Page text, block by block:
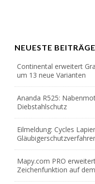
NEUESTE BEITRÄGE
Continental erweitert
um 13 neue Varianten
Ananda R525:
Diebstahlschutz
Eilmeldung: Cycles
Mapy.com PRO
Zeichenfunktion auf